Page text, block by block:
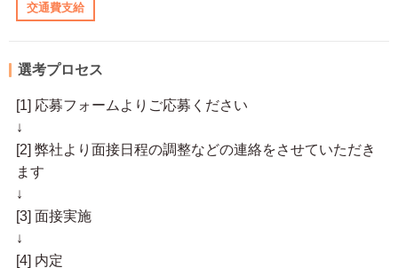
交通費支給
選考プロセス
[1] 応募フォームよりご応募ください
↓
[2] 弊社より面接日程の調整などの連絡をさせていただき
ます
↓
[3] 面接実施
↓
[4] 内定